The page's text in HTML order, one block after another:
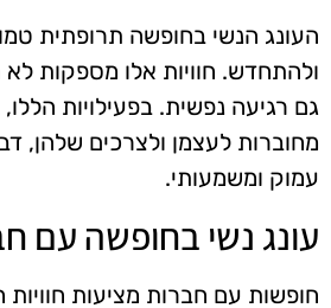
העונג הנשי בחופשה תרופתית
ולהתחדש. חוויות אלו מספקות לא
גם רגיעה נפשית. בפעילויות
מחוברות לעצמן ולצרכים שלהן,
עמוק ומשמעותי.
עונג נשי בחופשה עם
חופשות עם חברות מציעות